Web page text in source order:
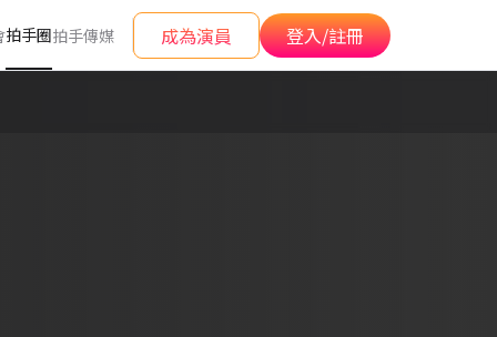
拍手圈拍手傳媒 成為演員 登入/註冊